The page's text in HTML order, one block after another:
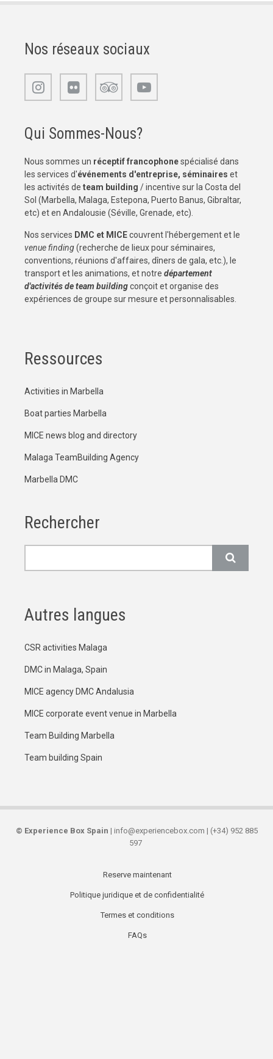
Nos réseaux sociaux
Qui Sommes-Nous?
Nous sommes un réceptif francophonespécialisé dans
les services d'événements d'entreprise, séminaires et
les activités de team building / incentive sur la Costa del
Sol (Marbella, Malaga, Estepona, Puerto Banus, Gibraltar,
etc) et en Andalousie (Séville, Grenade, etc).
Nos services DMC et MICEcouvrent l'hébergement et le
venue finding(recherche de lieux pour séminaires,
conventions, réunions d'affaires, dîners de gala, etc.), le
transport et les animations, et notre département
d'activités de team buildingconçoit et organise des
expériences de groupe sur mesure et personnalisables.
Ressources
Activities in Marbella
Boat parties Marbella
MICE news blog and directory
Malaga TeamBuilding Agency
Marbella DMC
Rechercher
Autres langues
CSR activities Malaga
DMC in Malaga, Spain
MICE agency DMC Andalusia
MICE corporate event venue in Marbella
Team Building Marbella
Team building Spain
© Experience Box Spain | info@experiencebox.com | (+34) 952 885
597
Secondary
Reserve maintenant
Politique juridique et de confidentialité
Termes et conditions
FAQs